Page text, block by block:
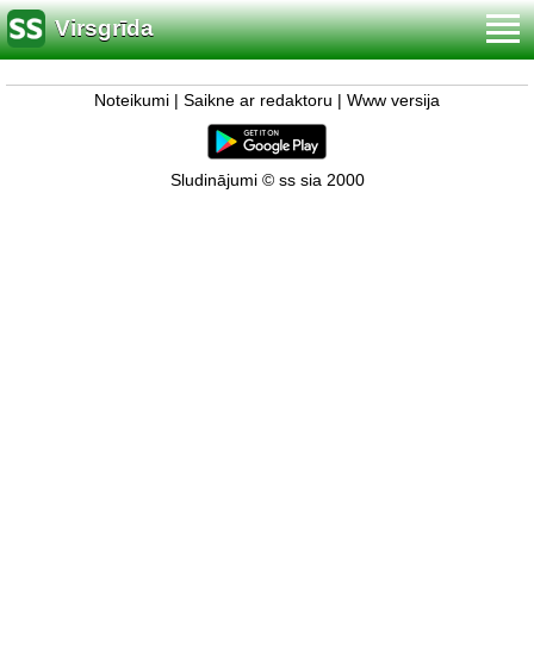
Virsgrīda
Noteikumi Saikne ar redaktoru Www versija
Sludinājumi © ss sia 2000